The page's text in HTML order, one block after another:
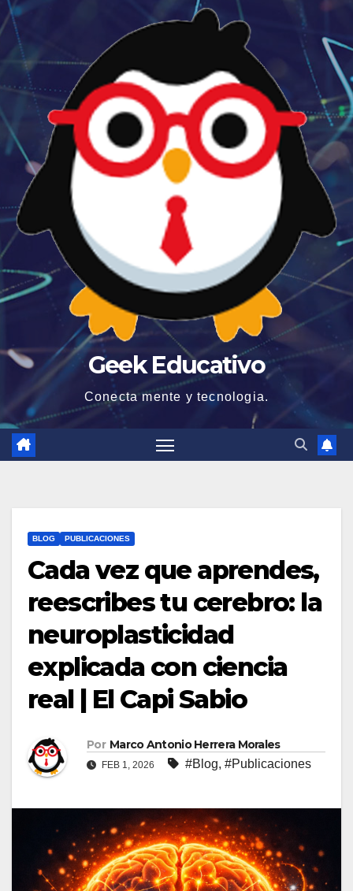
Geek Educativo
Conecta mente y tecnologia.
BLOG PUBLICACIONES
Cada vez que aprendes,
reescribes tu cerebro: la
neuroplasticidad
explicada con ciencia
real | El Capi Sabio
Por Marco Antonio Herrera Morales
FEB 1, 2026 #Blog, #Publicaciones